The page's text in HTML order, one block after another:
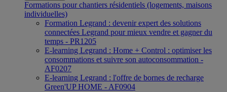
Formations pour chantiers résidentiels (logements, maisons
individuelles)
Formation Legrand : devenir expert des solutions
connectées Legrand pour mieux vendre et gagner du
temps - PR1205
E-learning Legrand : Home + Control : optimiser les
consommations et suivre son autoconsommation -
AF0207
E-learning Legrand : l'offre de bornes de recharge
Green'UP HOME - AF0904